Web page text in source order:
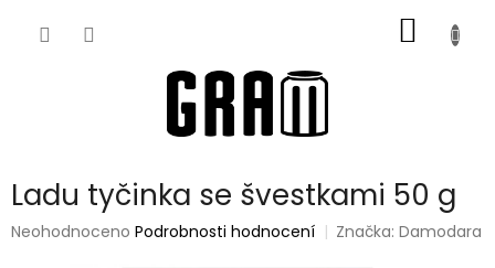
KOŠÍK
Ladu tyčinka se švestkami 50 g
Průměrné
Neohodnoceno Podrobnosti hodnocení Značka:Damodara